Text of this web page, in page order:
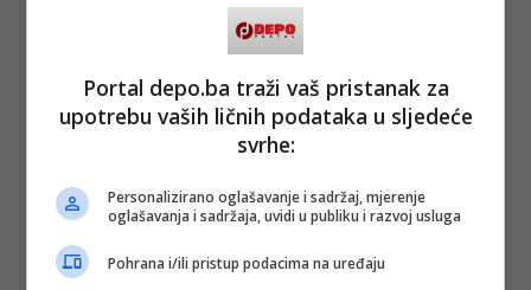
je povučena poluga, počeo je recitirati stihove iz Kur'ana,
koje nije uspio izgovoriti do kraja: “Potvrđujem da nema
drugog Boga osim Alaha, a Muhamed...”, i to su bile njegove
, DEPO PORTAL, BLIN MAGAZIN/md)
PODIJELI NA
Depo.ba pratite putem društvenih mrežaTwitter
Portal depo.ba traži vaš pristanak za
upotrebu vaših ličnih podataka u sljedeće
svrhe:
Personalizirano oglašavanje i sadržaj, mjerenje
oglašavanja i sadržaja, uvidi u publiku i razvoj usluga
Pohrana i/ili pristup podacima na uređaju